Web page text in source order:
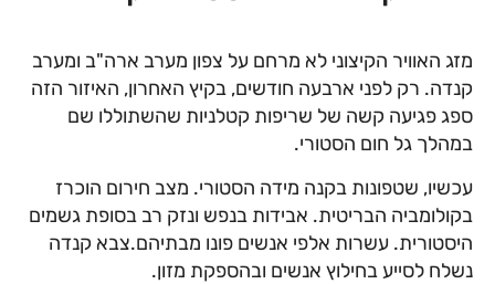
מזג האוויר הקיצוני לא מרחם על צפון מערב ארה"ב ומערב
קנדה. רק לפני ארבעה חודשים, בקיץ האחרון, האיזור הזה
ספג פגיעה קשה של שריפות קטלניות שהשתוללו שם
במהלך גל חום הסטורי.
עכשיו, שטפונות בקנה מידה הסטורי. מצב חירום הוכרז
בקולומביה הבריטית. אבידות בנפש ונזק רב בסופת גשמים
היסטורית. עשרות אלפי אנשים פונו מבתיהם.צבא קנדה
נשלח לסייע בחילוץ אנשים ובהספקת מזון.